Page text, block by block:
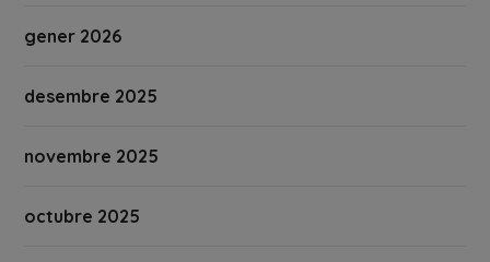
gener 2026
desembre 2025
novembre 2025
octubre 2025